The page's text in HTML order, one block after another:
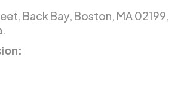
Back Bay, Boston, MA 02199,